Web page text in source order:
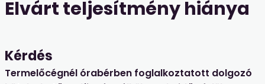
Elvárt teljesítmény hiánya
Kérdés
Termelőcégnél órabérben foglalkoztatott dolgozó